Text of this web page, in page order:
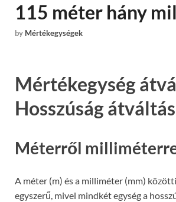
115 méter hány
by Mértékegységek
Mértékegység
Hosszúság átváltás
Méterről
A méter (m) és a milliméter (mm)
egyszerű, mivel mindkét egység a